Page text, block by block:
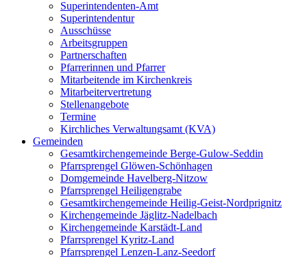
Superintendenten-Amt
Superintendentur
Ausschüsse
Arbeitsgruppen
Partnerschaften
Pfarrerinnen und Pfarrer
Mitarbeitende im Kirchenkreis
Mitarbeitervertretung
Stellenangebote
Termine
Kirchliches Verwaltungsamt (KVA)
Gemeinden
Gesamtkirchengemeinde Berge-Gulow-Seddin
Pfarrsprengel Glöwen-Schönhagen
Domgemeinde Havelberg-Nitzow
Pfarrsprengel Heiligengrabe
Gesamtkirchengemeinde Heilig-Geist-Nordprignitz
Kirchengemeinde Jäglitz-Nadelbach
Kirchengemeinde Karstädt-Land
Pfarrsprengel Kyritz-Land
Pfarrsprengel Lenzen-Lanz-Seedorf